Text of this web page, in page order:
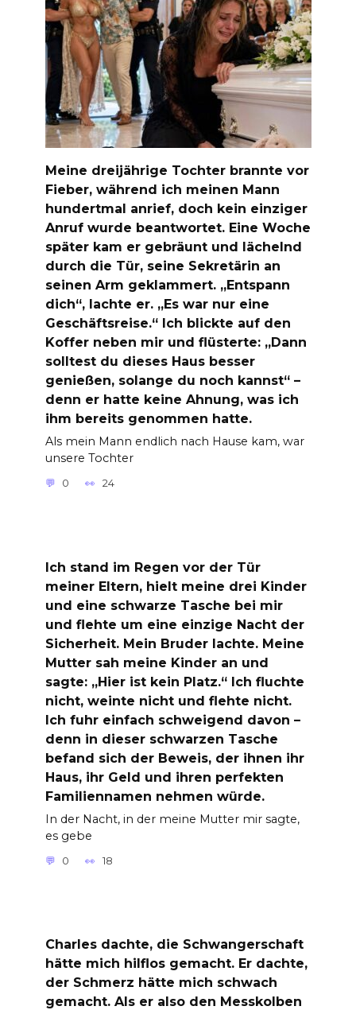
Meine dreijährige Tochter brannte vor
Fieber, während ich meinen Mann
hundertmal anrief, doch kein einziger
Anruf wurde beantwortet. Eine Woche
später kam er gebräunt und lächelnd
durch die Tür, seine Sekretärin an
seinen Arm geklammert. „Entspann
dich“, lachte er. „Es war nur eine
Geschäftsreise.“ Ich blickte auf den
Koffer neben mir und flüsterte: „Dann
solltest du dieses Haus besser
genießen, solange du noch kannst“ –
denn er hatte keine Ahnung, was ich
ihm bereits genommen hatte.
Als mein Mann endlich nach Hause kam, war
unsere Tochter
0 24
Ich stand im Regen vor der Tür
meiner Eltern, hielt meine drei Kinder
und eine schwarze Tasche bei mir
und flehte um eine einzige Nacht der
Sicherheit. Mein Bruder lachte. Meine
Mutter sah meine Kinder an und
sagte: „Hier ist kein Platz.“ Ich fluchte
nicht, weinte nicht und flehte nicht.
Ich fuhr einfach schweigend davon –
denn in dieser schwarzen Tasche
befand sich der Beweis, der ihnen ihr
Haus, ihr Geld und ihren perfekten
Familiennamen nehmen würde.
In der Nacht, in der meine Mutter mir sagte,
es gebe
0 18
Charles dachte, die Schwangerschaft
hätte mich hilflos gemacht. Er dachte,
der Schmerz hätte mich schwach
gemacht. Als er also den Messkolben